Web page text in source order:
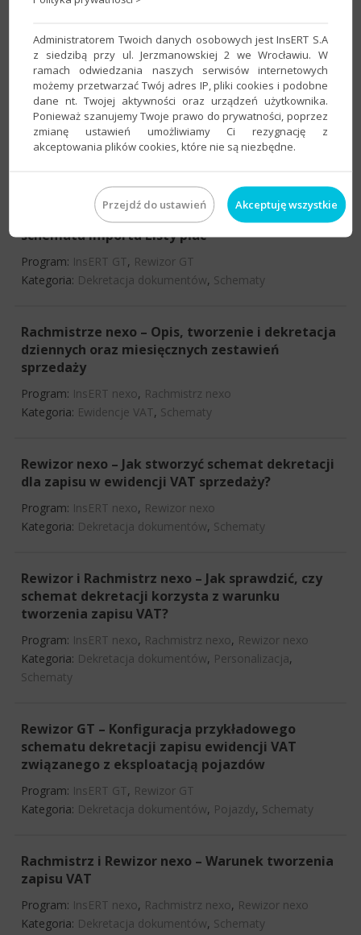
schematu importu przyjęcia zewnętrznego
Program: InsERT GT
Rachmistrz GT
Kategoria:Schematy
Rachmistrz GT – Konfiguracja przykładowego
schematu importu wydania zewnętrznego
Program:InsERT GT,Rachmistrz GT
Rewizor GT – Konfiguracja przykładowego
schematu importu Listy płac
Program: InsERT GT, Rewizor GT
Kategoria: Dekretacja dokumentów, Schematy
Rachmistrze nexo – Opis, tworzenie i dekretacja
dziennych oraz miesięcznych zestawień
sprzedaży
Program: InsERT nexo, Rachmistrz nexo
Kategoria: Ewidencje VAT, Schematy
Rewizor nexo – Jak stworzyć schemat dekretacji
dla zapisu w ewidencji VAT sprzedaży?
Program: InsERT nexo, Rewizor nexo
Kategoria: Dekretacja dokumentów, Schematy
Rewizor i Rachmistrz nexo – Jak sprawdzić, czy
schemat dekretacji korzysta z warunku
tworzenia zapisu VAT?
Program: InsERT nexo, Rachmistrz nexo, Rewizor nexo
Kategoria: Dekretacja dokumentów, Personalizacja,
Schematy
Rewizor GT – Konfiguracja przykładowego
schematu dekretacji zapisu ewidencji VAT
związanego z eksploatacją pojazdów
Program: InsERT GT, Rewizor GT
Kategoria: Dekretacja dokumentów, Pojazdy, Schematy
Rachmistrz i Rewizor nexo – Warunek tworzenia
zapisu VAT
Program: InsERT nexo, Rachmistrz nexo, Rewizor nexo
Kategoria: Dekretacja dokumentów, Schematy
Administratorem Twoich danych osobowych jest InsERT S.A
z siedzibą przy ul. Jerzmanowskiej 2 we Wrocławiu. W
ramach odwiedzania naszych serwisów internetowych
możemy przetwarzać Twój adres IP, pliki cookies i podobne
dane nt. Twojej aktywności oraz urządzeń użytkownika.
Ponieważ szanujemy Twoje prawo do prywatności, poprzez
zmianę ustawień umożliwiamy Ci rezygnację z
akceptowania plików cookies, które nie są niezbędne.
Przejdź do ustawień Akceptuję wszystkie